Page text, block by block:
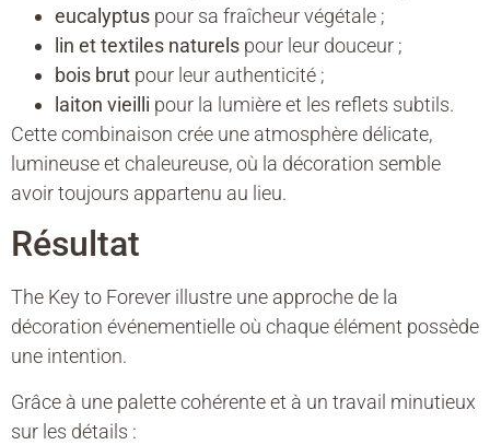
eucalyptus pour sa fraîcheur végétale ;
lin et textiles naturels pour leur douceur ;
bois brut pour leur authenticité ;
laiton vieilli pour la lumière et les reflets subtils.
Cette combinaison crée une atmosphère délicate,
lumineuse et chaleureuse, où la décoration semble
avoir toujours appartenu au lieu.
Résultat
The Key to Forever illustre une approche de la
décoration événementielle où chaque élément possède
une intention.
Grâce à une palette cohérente et à un travail minutieux
sur les détails :